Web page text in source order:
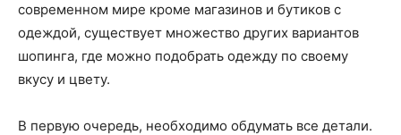
современном мире кроме магазинов и бутиков с
одеждой, существует множество других вариантов
шопинга, где можно подобрать одежду по своему
вкусу и цвету.
В первую очередь, необходимо обдумать все детали.